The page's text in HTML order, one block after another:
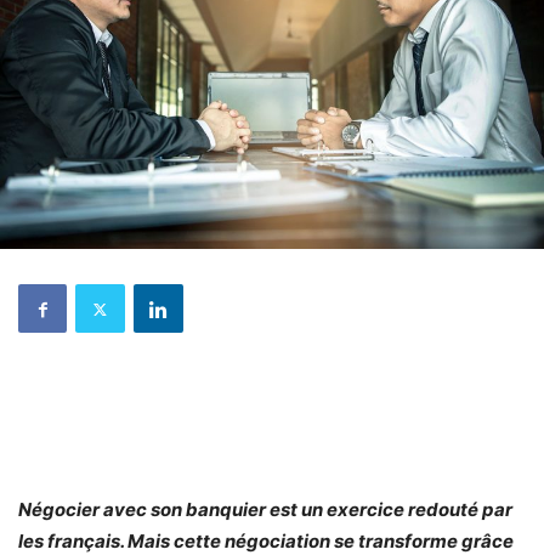
Négocier avec son banquier est un exercice redouté par
les français. Mais cette négociationse transformegrâce